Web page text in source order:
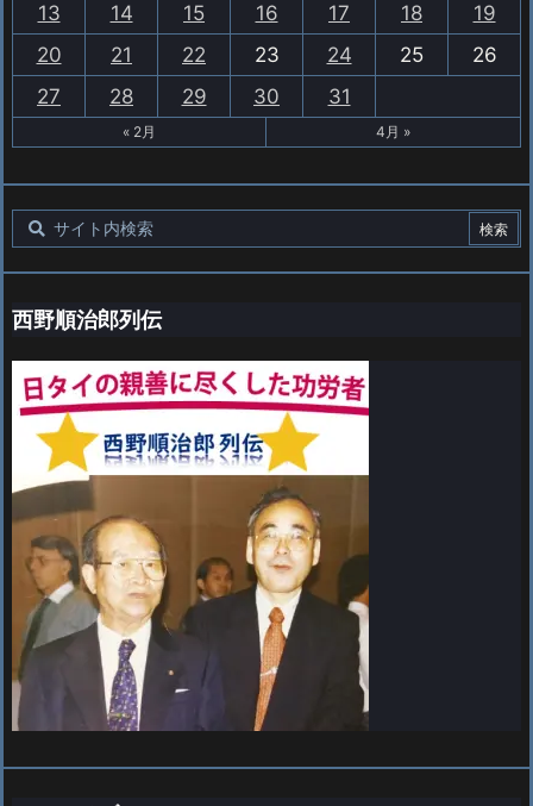
13
14 15 16 17 18
19
20
21 22 23 24 25
26
27
28 29 30 31
« 2月 4月 »
西野順治郎列伝